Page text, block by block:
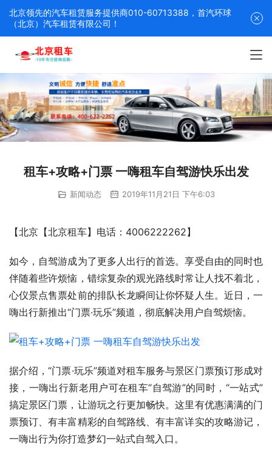
租车+攻略+门票 一嗨租车自驾游快乐出发
新闻动态 2019年11月21日 下午6:03
【北京【北京租车】电话：4006222262】
如今，自驾游成为了更多人出行的首选。享受自由的同时也
伴随着些许烦恼，错综复杂的观光路线时常让人找不着北，
心仪景点售票处前的排队长龙瞬间让你怀疑人生。近日，一
嗨出行新推出“门票·玩乐”频道，彻底解决用户自驾烦恼。
据介绍，“门票·玩乐”频道对租车服务与景区门票预订形成对
接，一嗨出行新老用户可在租车“自驾游”的同时，“一站式”
搞定景区门票，让游玩之行更加畅快。这里有优惠满满的门
票预订、有丰富精彩的自驾路线、有丰富详实的攻略游记，
一嗨出行为你打造梦幻一站式自驾入口。
北京领先的汽车租赁服务提供商010-60713388，首汽环球
（北京）汽车租赁有限公司！